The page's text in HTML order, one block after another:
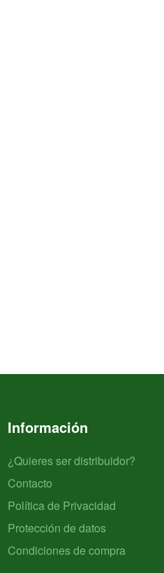
Información
¿Quieres ser distribuidor?
Contacto
Política de Privacidad
Protección de datos
Condiciones de compra